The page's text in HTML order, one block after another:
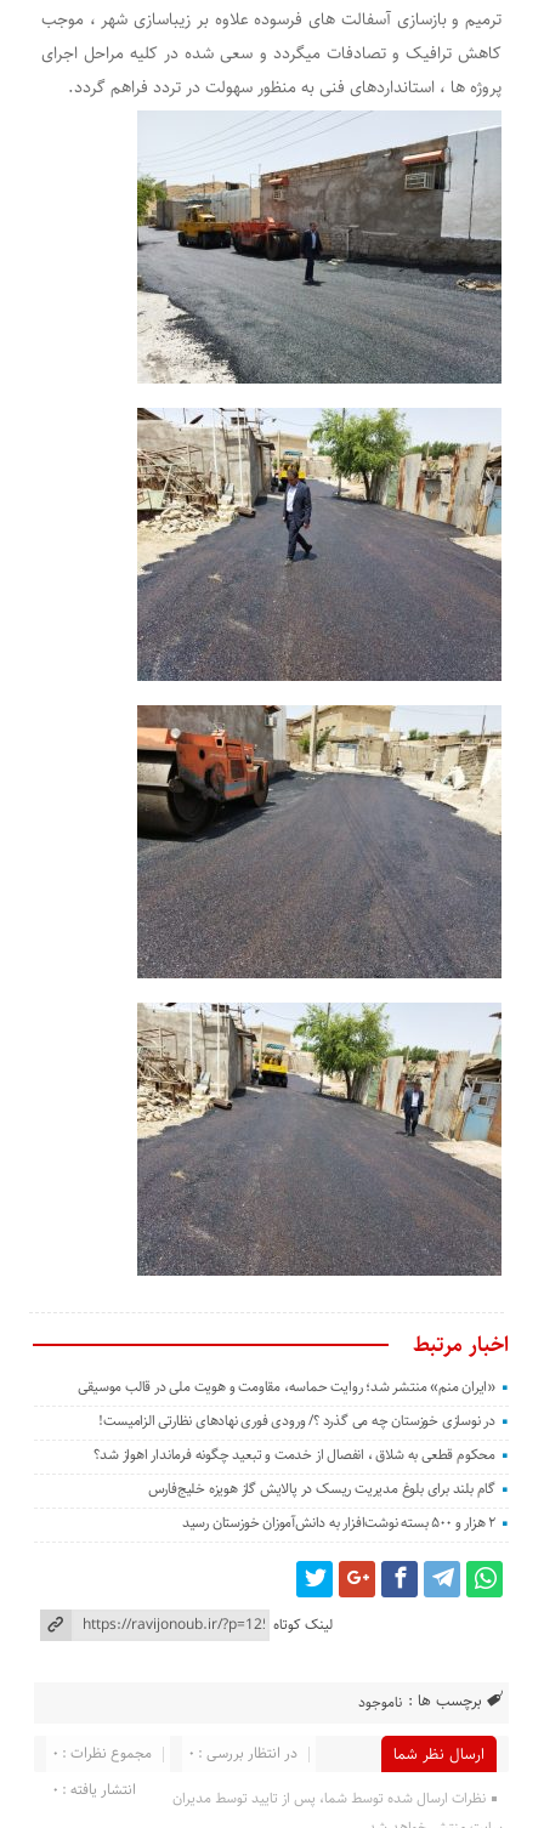
ترمیم و بازسازی آسفالت های فرسوده علاوه بر زیباسازی شهر ، موجب
کاهش ترافیک و تصادفات میگردد و سعی شده در کلیه مراحل اجرای
پروژه ها ، استانداردهای فنی به منظور سهولت در تردد فراهم گردد.
اخبار مرتبط
«ایران منم» منتشر شد؛ روایت حماسه، مقاومت و هویت ملی در قالب موسیقی
در نوسازی خوزستان چه می گذرد ؟/ ورودی فوری نهادهای نظارتی الزامیست!
محکوم قطعی به شلاق ، انفصال از خدمت و تبعید چگونه فرماندار اهواز شد؟
گام بلند برای بلوغ مدیریت ریسک در پالایش گاز هویزه خلیج‌فارس
۲ هزار و ۵۰۰ بسته نوشت‌افزار به دانش‌آموزان خوزستان رسید
لینک کوتاه
برچسب ها : ناموجود
ارسال نظر شما مجموع نظرات : 0
در انتظار بررسی : 0
انتشار یافته : 0
نظرات ارسال شده توسط شما، پس از تایید توسط مدیران